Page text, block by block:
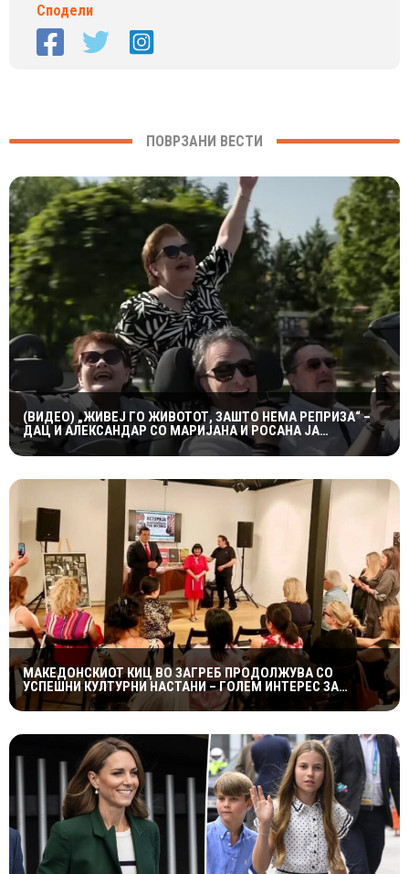
Сподели
ПОВРЗАНИ ВЕСТИ
(ВИДЕО) „ЖИВЕЈ ГО ЖИВОТОТ, ЗАШТО НЕМА РЕПРИЗА“ –
ДАЦ И АЛЕКСАНДАР СО МАРИЈАНА И РОСАНА ЈА
ПРЕТСТАВИЈА „ЗАСЕКОГАШ МЛАДИ“
МАКЕДОНСКИОТ КИЦ ВО ЗАГРЕБ ПРОДОЛЖУВА СО
УСПЕШНИ КУЛТУРНИ НАСТАНИ – ГОЛЕМ ИНТЕРЕС ЗА
„ИСТОРИЈА НА МАКЕДОНСКАТА РОК МУЗИКА“